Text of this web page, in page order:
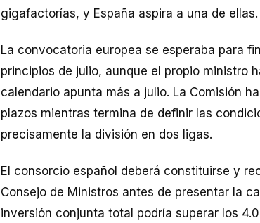
gigafactorías, y España aspira a una de ellas.
La convocatoria europea se esperaba para
principios de julio, aunque el propio ministro
calendario apunta más a julio. La Comisión
plazos mientras termina de definir las
precisamente la división en dos ligas.
El consorcio español deberá constituirse y
Consejo de Ministros antes de presentar la
inversión conjunta total podría superar los